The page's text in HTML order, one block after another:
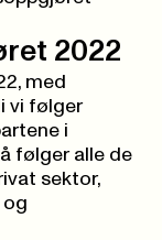
2022
med
vi følger
i
følger alle de
sektor,
og